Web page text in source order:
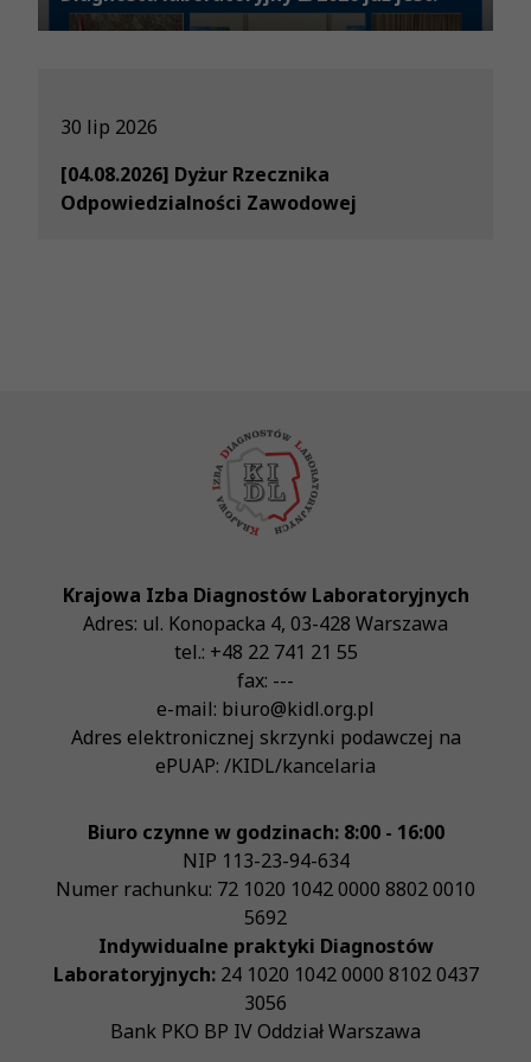
30 lip 2026
[04.08.2026] Dyżur Rzecznika
Odpowiedzialności Zawodowej
Krajowa Izba Diagnostów Laboratoryjnych
Adres: ul. Konopacka 4, 03-428 Warszawa
tel.: +48 22 741 21 55
fax: ---
e-mail: biuro@kidl.org.pl
Adres elektronicznej skrzynki podawczej na
ePUAP: /KIDL/kancelaria
Biuro czynne w godzinach: 8:00 - 16:00
NIP 113-23-94-634
Numer rachunku: 72 1020 1042 0000 8802 0010
5692
Indywidualne praktyki Diagnostów
Laboratoryjnych:24 1020 1042 0000 8102 0437
3056
Bank PKO BP IV Oddział Warszawa